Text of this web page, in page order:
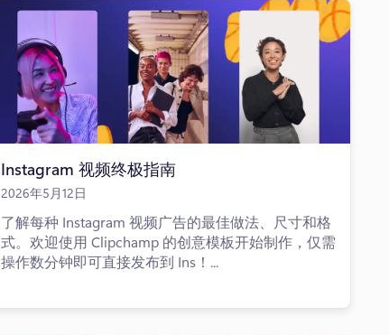
Instagram 视频终极指南
2026年5月12日
了解每种 Instagram 视频广告的最佳做法、尺寸和格
式。欢迎使用 Clipchamp 的创意模板开始制作，仅需
操作数分钟即可直接发布到 Ins！...